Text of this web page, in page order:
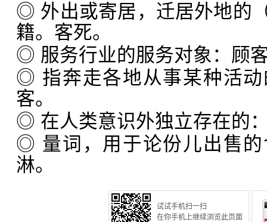
◎ 外出或寄居，迁居外地的
籍。客死。
◎ 服务行业的服务对象：顾
◎ 指奔走各地从事某种活
客。
◎ 在人类意识外独立存在的
◎ 量词，用于论份儿出售
淋。
试试手机扫一扫
在你手机上继续浏览此页面